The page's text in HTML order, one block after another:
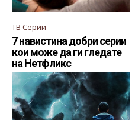
ТВ Серии
7 навистина добри серии
кои може да ги гледате
на Нетфликс